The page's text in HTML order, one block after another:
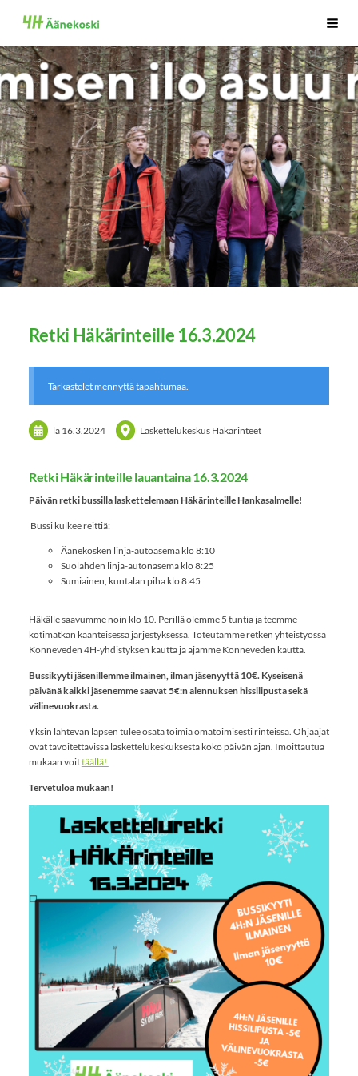
Siirry
sivun
sisältöön
Äänekosken 4H-Yhdistys
Retki Häkärinteille 16.3.2024
Tarkastelet mennyttä tapahtumaa.
la 16.3.2024 Laskettelukeskus Häkärinteet
Retki Häkärinteille lauantaina 16.3.2024
Päivän retki bussilla laskettelemaan Häkärinteille Hankasalmelle!
Bussi kulkee reittiä:
Äänekosken linja-autoasema klo 8:10
Suolahden linja-autonasema klo 8:25
Sumiainen, kuntalan piha klo 8:45
Häkälle saavumme noin klo 10. Perillä olemme 5 tuntia ja teemme
kotimatkan käänteisessä järjestyksessä. Toteutamme retken yhteistyössä
Konneveden 4H-yhdistyksen kautta ja ajamme Konneveden kautta.
Bussikyyti jäsenillemme ilmainen, ilman jäsenyyttä 10€. Kyseisenä
päivänä kaikki jäsenemme saavat 5€:n alennuksen hissilipusta sekä
välinevuokrasta.
Yksin lähtevän lapsen tulee osata toimia omatoimisesti rinteissä. Ohjaajat
ovat tavoitettavissa laskettelukeskuksesta koko päivän ajan. Imoittautua
mukaan voittäällä!
Tervetuloa mukaan!